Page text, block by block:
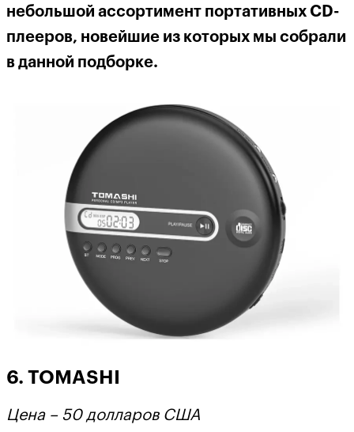
небольшой ассортимент портативных С D-
плееров, новейшие из которых мы собрали
в данной подборке.
6. TOMASHI
Цена – 50 долларов США